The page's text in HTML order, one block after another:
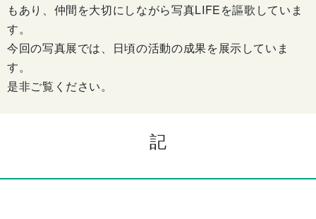
もあり、仲間を大切にしながら写真LIFEを謳歌していま
す。
今回の写真展では、日頃の活動の成果を展示していま
す。
是非ご覧ください。
記